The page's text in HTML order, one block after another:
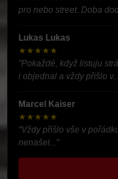
pro nebo street. Doba
Lukas Lukas
★★★★★
"Pokaždé, když listuju
i objednal a vždy přišlo
Marcel Kaiser
★★★★★
"Vždy přišlo vše v
nenašel..."